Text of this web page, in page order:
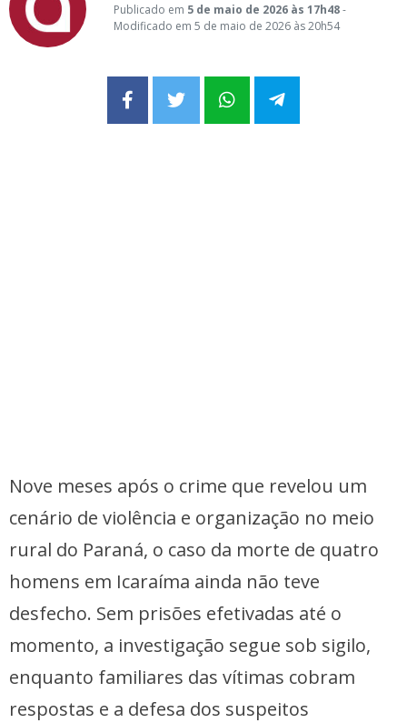
Publicado em 5 de maio de 2026 às 17h48-
Modificado em 5 de maio de 2026 às 20h54
Nove meses após o crime que revelou um
cenário de violência e organização no meio
rural do Paraná, o caso da morte de quatro
homens em Icaraíma ainda não teve
desfecho. Sem prisões efetivadas até o
momento, a investigação segue sob sigilo,
enquanto familiares das vítimas cobram
respostas e a defesa dos suspeitos